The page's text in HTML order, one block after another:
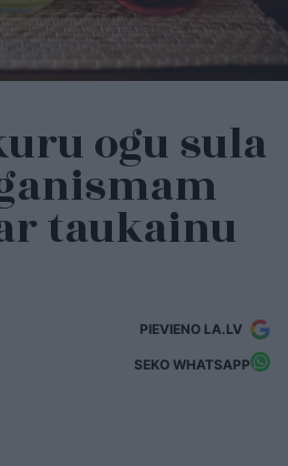
ogu sula
taukainu
PIEVIENO LA.LV
SEKO WHATSAPP